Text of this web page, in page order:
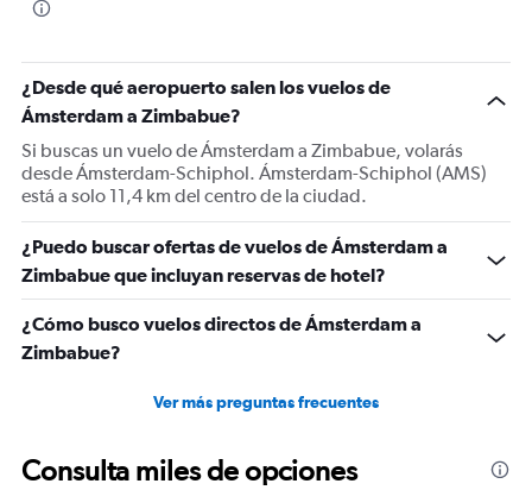
¿Desde qué aeropuerto salen los vuelos de
Ámsterdam a Zimbabue?
Si buscas un vuelo de Ámsterdam a Zimbabue, volarás
desde Ámsterdam-Schiphol. Ámsterdam-Schiphol (AMS)
está a solo 11,4 km del centro de la ciudad.
¿Puedo buscar ofertas de vuelos de Ámsterdam a
Zimbabue que incluyan reservas de hotel?
¿Cómo busco vuelos directos de Ámsterdam a
Zimbabue?
Ver más preguntas frecuentes
Consulta miles de opciones